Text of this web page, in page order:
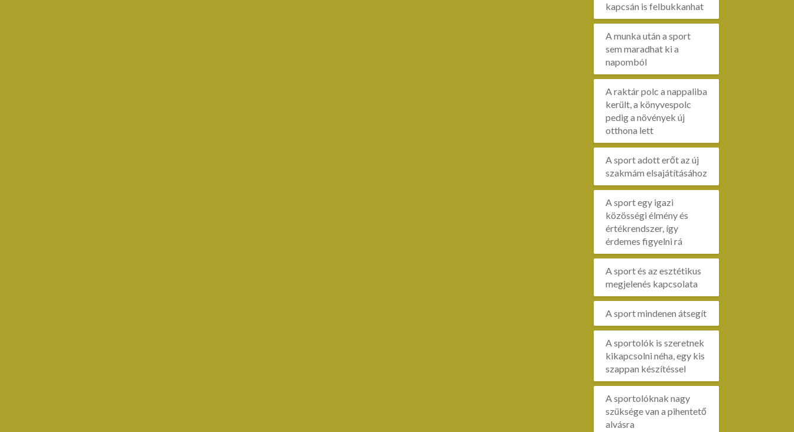
kapcsán is felbukkanhat
A munka után a sport
sem maradhat ki a
napomból
A raktár polc a nappaliba
került, a könyvespolc
pedig a növények új
otthona lett
A sport adott erőt az új
szakmám elsajátításához
A sport egy igazi
közösségi élmény és
értékrendszer, így
érdemes figyelni rá
A sport és az esztétikus
megjelenés kapcsolata
A sport mindenen átsegít
A sportolók is szeretnek
kikapcsolni néha, egy kis
szappan készítéssel
A sportolóknak nagy
szüksége van a pihentető
alvásra